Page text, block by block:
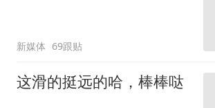
新媒体 69跟贴
这滑的挺远的哈，棒棒哒